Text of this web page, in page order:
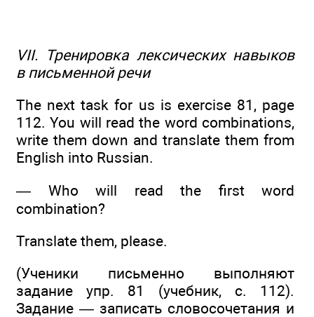
VII. Тренировка лексических навыков
в письменной речи
The next task for us is exercise 81, page
112. You will read the word combinations,
write them down and translate them from
English into Russian.
— Who will read the first word
combination?
Translate them, please.
(Ученики письменно выполняют
задание упр. 81 (учебник, с. 112).
Задание — записать словосочетания и